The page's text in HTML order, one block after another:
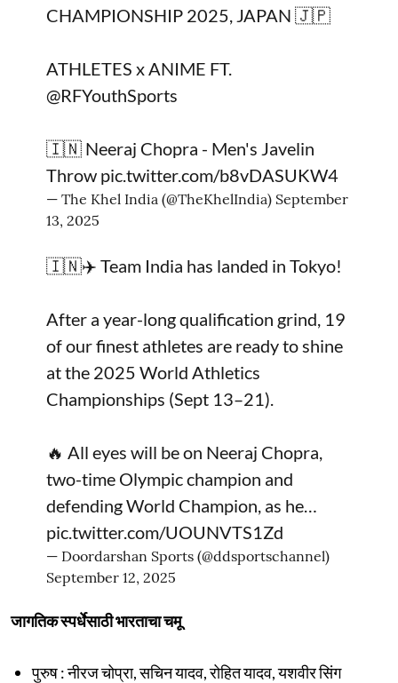
CHAMPIONSHIP 2025, JAPAN 🇯🇵
ATHLETES x ANIME FT.
@RFYouthSports
🇮🇳 Neeraj Chopra - Men's Javelin
Throw pic.twitter.com/b8vDASUKW4
— The Khel India (@TheKhelIndia) September
13, 2025
🇮🇳✈️ Team India has landed in Tokyo!
After a year-long qualification grind, 19
of our finest athletes are ready to shine
at the 2025 World Athletics
Championships (Sept 13–21).
🔥 All eyes will be on Neeraj Chopra,
two-time Olympic champion and
defending World Champion, as he…
pic.twitter.com/UOUNVTS1Zd
— Doordarshan Sports (@ddsportschannel)
September 12, 2025
जागतिक स्पर्धेसाठी भारताचा चमू
पुरुष : नीरज चोप्रा, सचिन यादव, रोहित यादव, यशवीर सिंग